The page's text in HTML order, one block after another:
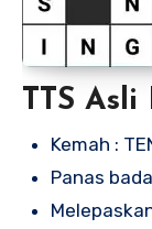
TTS Asli
Kemah :
Panas